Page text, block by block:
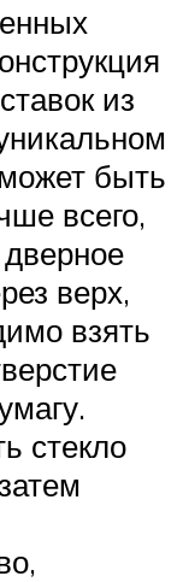
из
быть
всего,
верх,
взять
стекло